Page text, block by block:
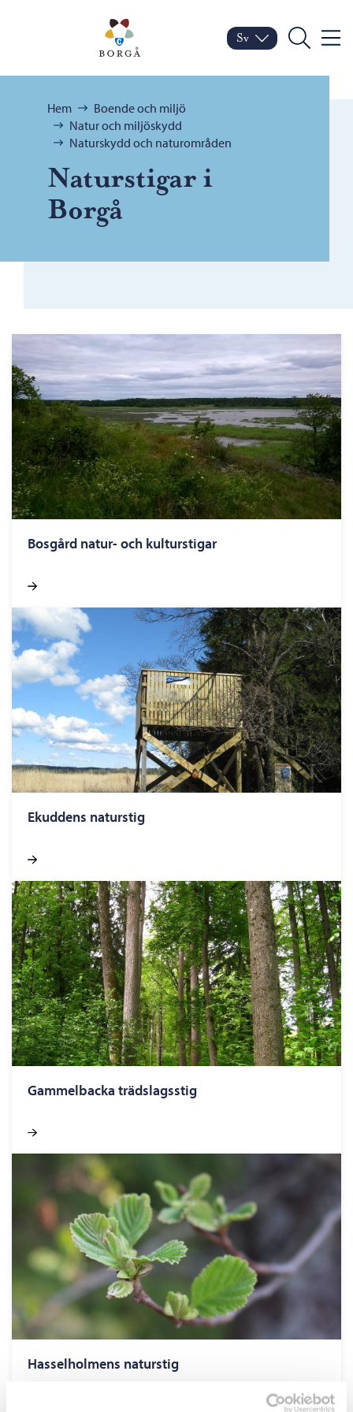
Porvoo – Gå till
Byt språk
Nuvarande språk:
Sv
Sök Meny
Bläddra:
Hem
Boende och miljö
Natur och miljöskydd
Naturskydd och naturområden
Naturstigar i
Borgå
Bosgård natur- och kulturstigar
Ekuddens naturstig
Gammelbacka trädslagsstig
Hasselholmens naturstig